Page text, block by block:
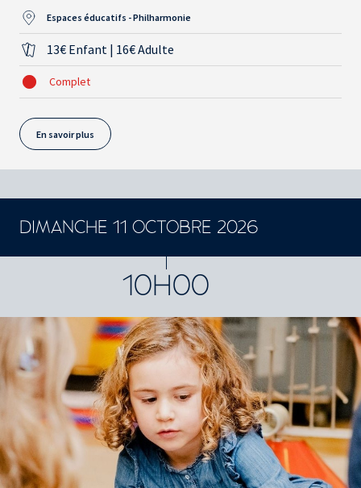
Espaces éducatifs - Philharmonie
13€ Enfant | 16€ Adulte
Complet
En savoir plus
DIMANCHE 11 OCTOBRE 2026
10H00